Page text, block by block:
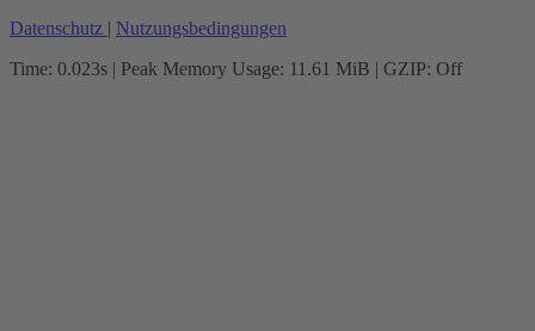
Datenschutz | Nutzungsbedingungen
Time: 0.023s | Peak Memory Usage: 11.61 MiB | GZIP: Off